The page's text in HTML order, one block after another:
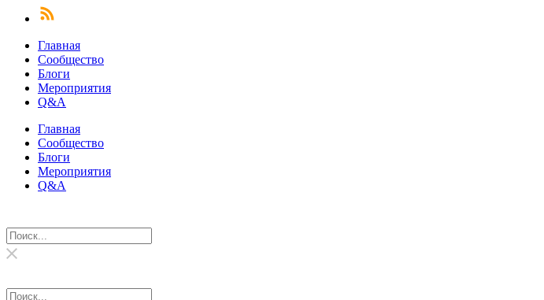
Главная
Сообщество
Блоги
Мероприятия
Q&A
Главная
Сообщество
Блоги
Мероприятия
Q&A